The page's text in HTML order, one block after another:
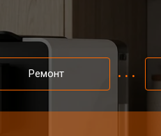
от 2500 ₽
Ремонт